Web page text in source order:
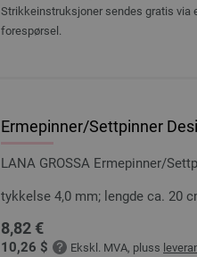
Strikkeinstruksjoner sendes gratis via
forespørsel.
Ermepinner/Settpinner
LANA GROSSA Ermepinner/
tykkelse 4,0 mm; lengde ca. 20
8,82 €
10,26 $ Ekskl. MVA, pluss